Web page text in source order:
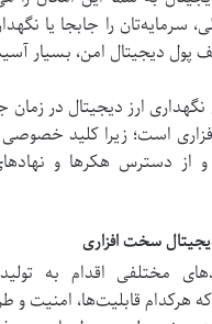
سرمایه‌تان را جابجا یا
پول دیجیتال امن، بسیار
نگهداری ارز دیجیتال در زمان
است؛ زیرا کلید خصوصی
و از دسترس هکر‌ها و
سخت افزاری
مختلفی اقدام به
هرکدام قابلیت‌ها، امنیت